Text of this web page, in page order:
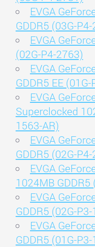
EVGA
GDDR5 (03G-
EVGA
(02G-P4-2763)
EVGA
GDDR5 EE
EVGA
Superclocked
1563-AR)
EVGA
GDDR5 (02G-
EVGA
1024MB GDDR5
EVGA
GDDR5 (02G-
EVGA
GDDR5 (01G-